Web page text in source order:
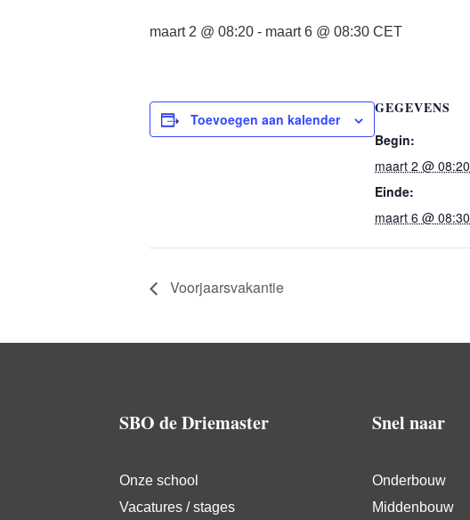
maart 2 @ 08:20 - maart 6 @ 08:30 CET
Toevoegen aan kalender
GEGEVENS
Begin:
maart 2 @ 08:20
Einde:
maart 6 @ 08:30
Voorjaarsvakantie
SBO de Driemaster
Onze school
Vacatures / stages
Snel naar
Onderbouw
Middenbouw